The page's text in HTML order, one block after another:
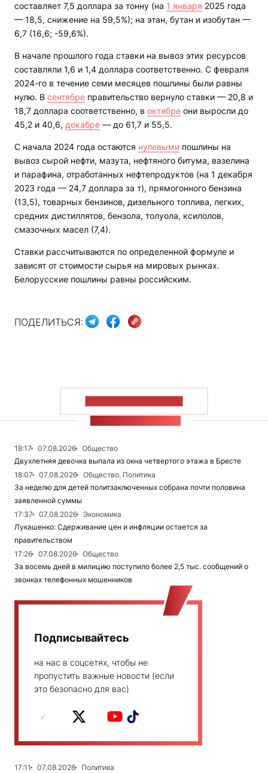
составляет 7,5 доллара за тонну (на 1 января 2025 года
— 18,5, снижение на 59,5%); на этан, бутан и изобутан —
6,7 (16,6; -59,6%).
В начале прошлого года ставки на вывоз этих ресурсов
составляли 1,6 и 1,4 доллара соответственно. С февраля
2024-го в течение семи месяцев пошлины были равны
нулю. В сентябре правительство вернуло ставки — 20,8 и
18,7 доллара соответственно, в октябре они выросли до
45,2 и 40,6, декабре — до 61,7 и 55,5.
С начала 2024 года остаются нулевыми пошлины на
вывоз сырой нефти, мазута, нефтяного битума, вазелина
и парафина, отработанных нефтепродуктов (на 1 декабря
2023 года — 24,7 доллара за т), прямогонного бензина
(13,5), товарных бензинов, дизельного топлива, легких,
средних дистиллятов, бензола, толуола, ксилолов,
смазочных масел (7,4).
Ставки рассчитываются по определенной формуле и
зависят от стоимости сырья на мировых рынках.
Белорусские пошлины равны российским.
ПОДЕЛИТЬСЯ:
18:17 07.08.2026
Общество
Двухлетняя девочка выпала из окна четвертого этажа в Бресте
18:07
07.08.2026
Общество, Политика
За неделю для детей политзаключенных собрана почти половина
заявленной суммы
17:37
07.08.2026
Экономика
Лукашенко: Сдерживание цен и инфляции остается за
правительством
17:26
07.08.2026
Общество
За восемь дней в милицию поступило более 2,5 тыс. сообщений о
звонках телефонных мошенников
Подписывайтесь
на нас в соцсетях, чтобы не
пропустить важные новости (если
это безопасно для вас)
17:11 07.08.2026
Политика